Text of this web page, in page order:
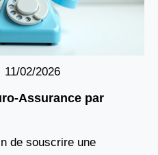
11/02/2026
Assurance par
de souscrire une